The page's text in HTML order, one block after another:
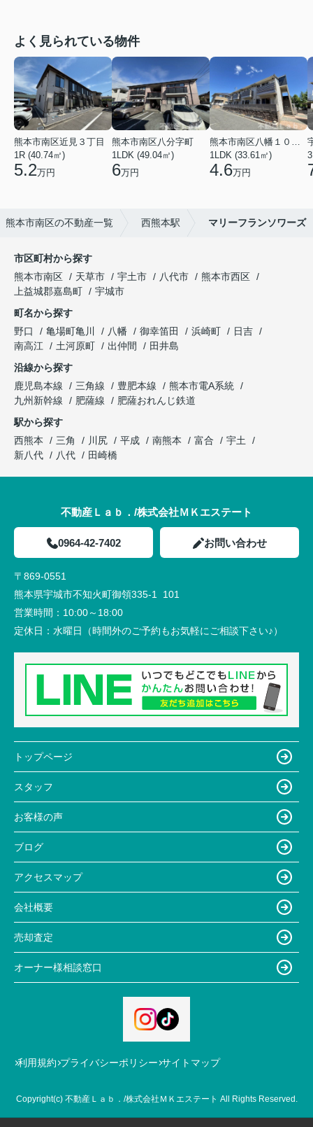
よく見られている物件
熊本市南区近見３丁目
1R (40.74㎡)
5.2万円
熊本市南区八分字町
1LDK (49.04㎡)
6万円
熊本市南区八幡１０丁目
1LDK (33.61㎡)
4.6万円
熊本市南区の不動産一覧 西熊本駅 マリーフランソワーズ
市区町村から探す
熊本市南区
天草市 宇土市 八代市
熊本市西区
上益城郡嘉島町
宇城市
町名から探す
野口
亀場町亀川 八幡 御幸笛田 浜崎町
日吉
南高江
土河原町 出仲間
田井島
沿線から探す
鹿児島本線
三角線 豊肥本線
熊本市電A系統
九州新幹線
肥薩線
肥薩おれんじ鉄道
駅から探す
西熊本
三角 川尻 平成 南熊本 富合
宇土
新八代
八代 田崎橋
不動産Ｌａｂ．/株式会社ＭＫエステート
0964-42-7402 お問い合わせ
〒869-0551
熊本県宇城市不知火町御領335-1 101
営業時間： 10:00～18:00
定休日： 水曜日（時間外のご予約もお気軽にご相談下さい♪）
トップページ
スタッフ
お客様の声
ブログ
アクセスマップ
会社概要
売却査定
オーナー様相談窓口
利用規約 プライバシーポリシー サイトマップ
Copyright(c) 不動産Ｌａｂ．/株式会社ＭＫエステート All Rights Reserved.